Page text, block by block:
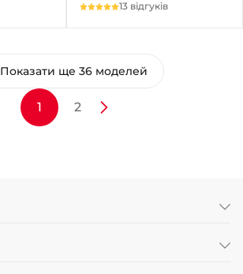
13 відгуків
Показати ще 36 моделей
1 2